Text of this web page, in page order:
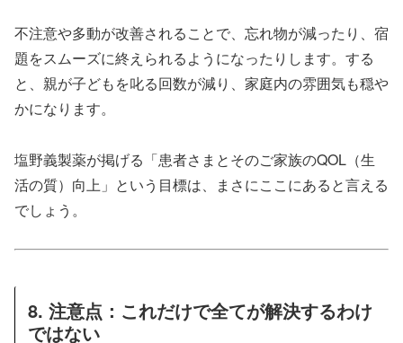
不注意や多動が改善されることで、忘れ物が減ったり、宿
題をスムーズに終えられるようになったりします。する
と、親が子どもを叱る回数が減り、家庭内の雰囲気も穏や
かになります。
塩野義製薬が掲げる「患者さまとそのご家族のQOL（生
活の質）向上」という目標は、まさにここにあると言える
でしょう。
8. 注意点：これだけで全てが解決するわけ
ではない